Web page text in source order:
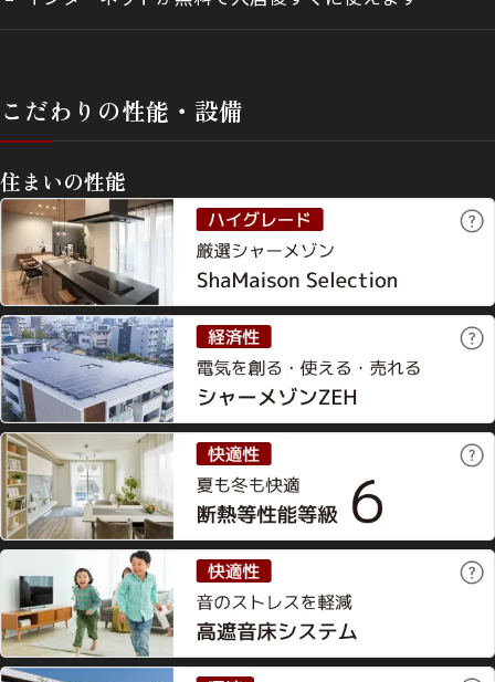
こだわりの性能・設備
住まいの性能